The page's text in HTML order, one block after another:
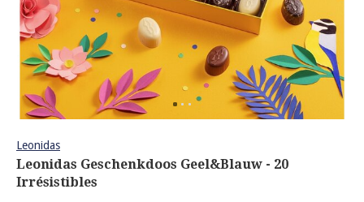
Leonidas
Leonidas Geschenkdoos Geel&Blauw - 20
Irrésistibles